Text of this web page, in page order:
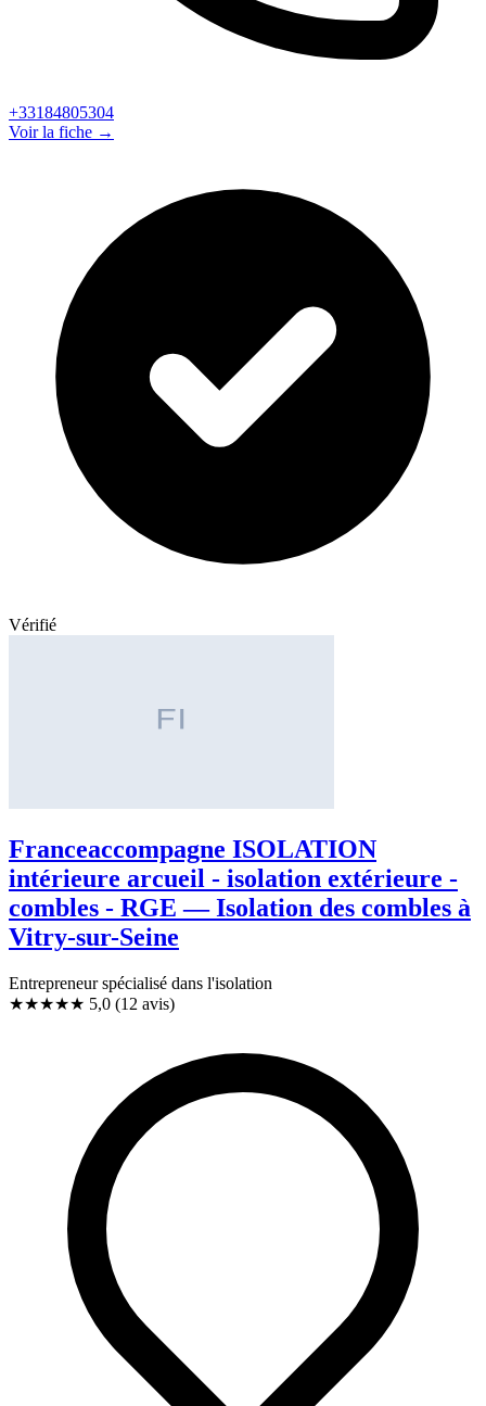
+33184805304
Voir la fiche →
Vérifié
Franceaccompagne ISOLATION
intérieure arcueil - isolation extérieure -
combles - RGE — Isolation des combles à
Vitry-sur-Seine
Entrepreneur spécialisé dans l'isolation
★★★★★ 5,0 (12 avis)